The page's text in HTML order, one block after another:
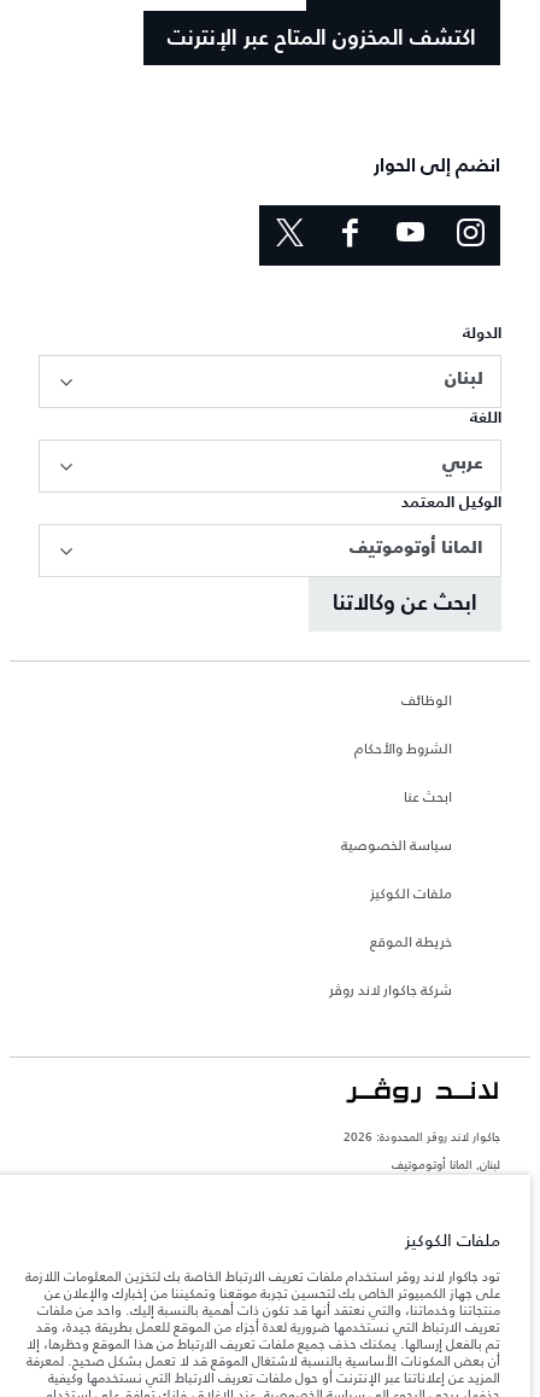
اكتشف المخزون المتاح عبر الإنترنت
انضم إلى الحوار
الدولة
لبنان
اللغة
عربي
الوكيل المعتمد
المانا أوتوموتيف
ابحث عن وكالاتنا
الوظائف
الشروط والأحكام
ابحث عنا
سياسة الخصوصية
ملفات الكوكيز
خريطة الموقع
شركة جاكوار لاند روڤر
جاكوار لاند روڨر المحدودة: 2026
لبنان, المانا أوتوموتيف
والحمولة.
المعلومات والمواصفات والأسعار والألوان المذكورة على هذا الموقع قد تختلف من بلد إلى
آخر، كما أنّها قد تتغير بدون إشعار مسبق. الرجاء التواصل مع وكيلنا المحلي للتأكد من توفّرها
والتحقق من الأسعار.
ملاحظة مهمة حول الصور والمواصفات. إن النقص العالمي في أشباه الموصلات يؤثر حاليًا
في مواصفات تصميم السيارات وتوفر الخيارات وتوقيتات التصاميم. هذا ظرف ديناميكي
للغاية، ونتيجة لذلك، قد لا تمثّل الصور المستخدَمة ضمن موقع الويب حاليًا المواصفات الحالية
ملفات الكوكيز
تود جاكوار لاند روڤر استخدام ملفات تعريف الارتباط الخاصة بك لتخزين المعلومات اللازمة
على جهاز الكمبيوتر الخاص بك لتحسين تجربة موقعنا وتمكيننا من إخبارك والإعلان عن
منتجاتنا وخدماتنا، والتي نعتقد أنها قد تكون ذات أهمية بالنسبة إليك. واحد من ملفات
تعريف الارتباط التي نستخدمها ضرورية لعدة أجزاء من الموقع للعمل بطريقة جيدة، وقد
تم بالفعل إرسالها. يمكنك حذف جميع ملفات تعريف الارتباط من هذا الموقع وحظرها، إلا
أن بعض المكونات الأساسية بالنسبة لاشتغال الموقع قد لا تعمل بشكل صحيح. لمعرفة
المزيد عن إعلاناتنا عبر الإنترنت أو حول ملفات تعريف الارتباط التي نستخدمها وكيفية